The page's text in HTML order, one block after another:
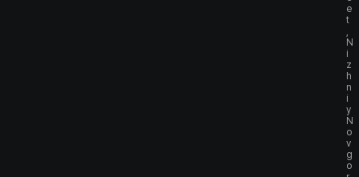
e
t
N
i
z
h
n
i
y
N
o
v
g
o